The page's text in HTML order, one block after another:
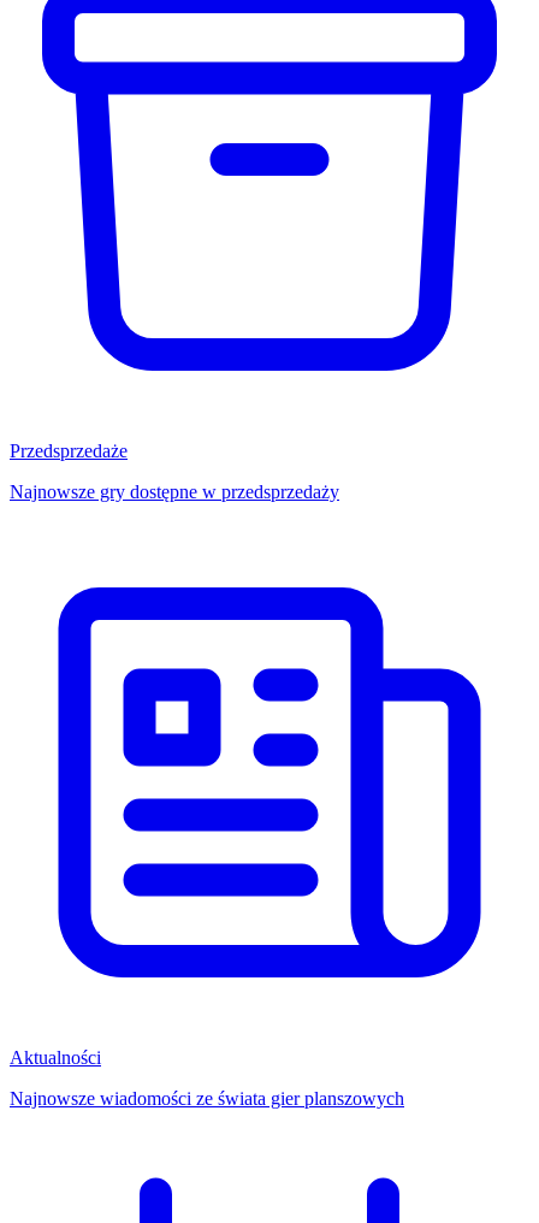
Przedsprzedaże
Najnowsze gry dostępne w przedsprzedaży
Aktualności
Najnowsze wiadomości ze świata gier planszowych